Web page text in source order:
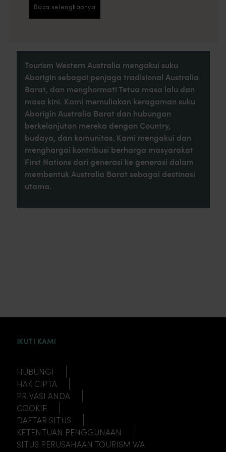
Di timur, kamu bisa membenamkan diri dalam
pesona pedalaman Kalgoorlie atau melakukan
terjal dan keajaiban laut Ningaloo Reef yang
terdaftar sebagai Warisan Dunia menunggu.
Baca selengkapnya
Baca selengkapnya
Tourism Western Australia mengakui suku
Aborigin sebagai penjaga tradisional Australia
Barat, dan menghormati Tetua masa lalu dan
masa kini. Kami memuliakan keragaman suku
Aborigin Australia Barat dan hubungan
berkelanjutan mereka dengan Country,
budaya, dan komunitas. Kami mengakui dan
menghargai kontribusi berharga masyarakat
First Nations dari generasi ke generasi dalam
membentuk Australia Barat sebagai destinasi
utama.
IKUTI KAMI
HUBUNGI
HAK CIPTA
PRIVASI ANDA
COOKIE
DAFTAR SITUS
KETENTUAN PENGGUNAAN
SITUS PERUSAHAAN TOURISM WA